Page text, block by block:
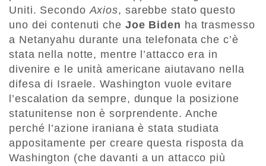
Uniti. SecondoAxios, sarebbe stato questo
uno dei contenuti che Joe Biden ha trasmesso
a Netanyahu durante una telefonata che c’è
stata nella notte, mentre l’attacco era in
divenire e le unità americane aiutavano nella
difesa di Israele. Washington vuole evitare
l’escalation da sempre, dunque la posizione
statunitense non è sorprendente. Anche
perché l’azione iraniana è stata studiata
appositamente per creare questa risposta da
Washington (che davanti a un attacco più